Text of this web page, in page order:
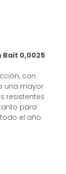
Bait 0,0025
con
una mayor
resistentes
para
el año.